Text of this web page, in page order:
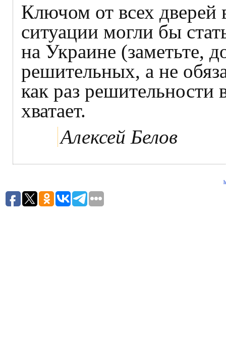
Ключом от всех дверей
ситуации могли бы
на Украине (заметьте,
решительных, а не
как раз решительности
хватает.
Алексей Белов